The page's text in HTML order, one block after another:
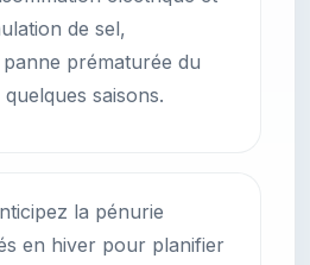
de sel,
prématurée du
saisons.
la pénurie
en hiver pour planifier